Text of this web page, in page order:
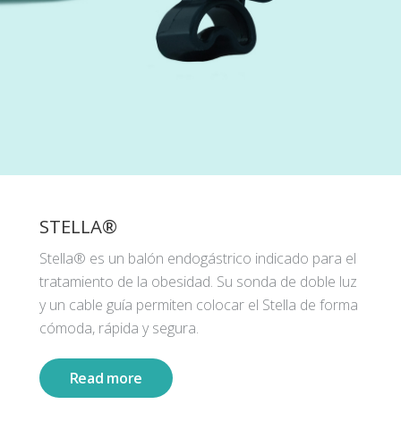
STELLA®
Stella® es un balón endogástrico indicado para el
tratamiento de la obesidad. Su sonda de doble luz
y un cable guía permiten colocar el Stella de forma
cómoda, rápida y segura.
Read more